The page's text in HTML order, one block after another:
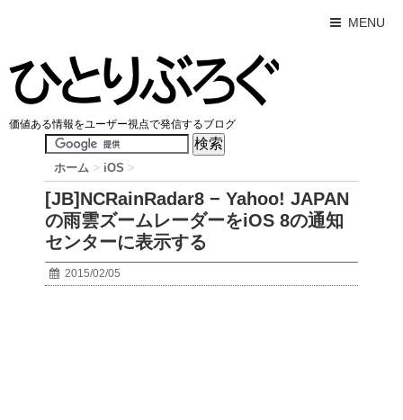
MENU
価値ある情報をユーザー視点で発信するブログ
ホーム > iOS >
[JB]NCRainRadar8 − Yahoo! JAPAN
の雨雲ズームレーダーをiOS 8の通知
センターに表示する
2015/02/05